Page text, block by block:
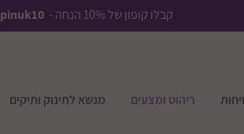
קבלו קופון של 10% הנחה - pinuk10
ריהוט ומצעים מנשא לתינוק ותיקים